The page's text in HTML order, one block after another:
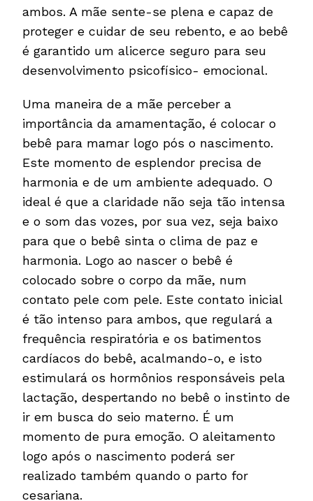
ambos. A mãe sente-se plena e capaz de
proteger e cuidar de seu rebento, e ao bebê
é garantido um alicerce seguro para seu
desenvolvimento psicofísico- emocional.
Uma maneira de a mãe perceber a
importância da amamentação, é colocar o
bebê para mamar logo pós o nascimento.
Este momento de esplendor precisa de
harmonia e de um ambiente adequado. O
ideal é que a claridade não seja tão intensa
e o som das vozes, por sua vez, seja baixo
para que o bebê sinta o clima de paz e
harmonia. Logo ao nascer o bebê é
colocado sobre o corpo da mãe, num
contato pele com pele. Este contato inicial
é tão intenso para ambos, que regulará a
frequência respiratória e os batimentos
cardíacos do bebê, acalmando-o, e isto
estimulará os hormônios responsáveis pela
lactação, despertando no bebê o instinto de
ir em busca do seio materno. É um
momento de pura emoção. O aleitamento
logo após o nascimento poderá ser
realizado também quando o parto for
cesariana.